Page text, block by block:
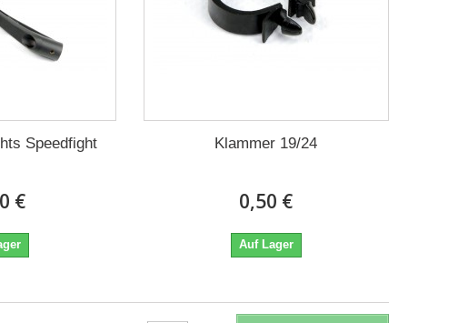
Speedfight
€
Klammer 19/24
0,50 €
Auf Lager